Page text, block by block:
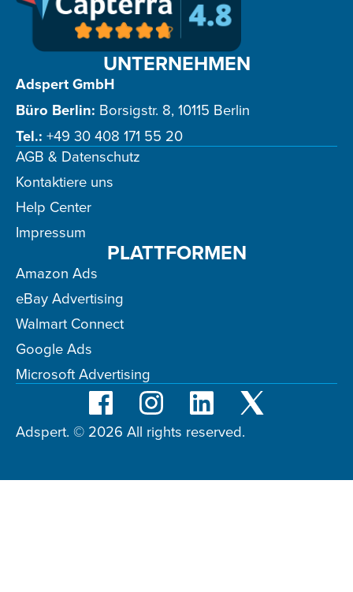
UNTERNEHMEN
Adspert GmbH
Büro Berlin: Borsigstr. 8, 10115 Berlin
Tel.: +49 30 408 171 55 20
AGB & Datenschutz
Kontaktiere uns
Help Center
Impressum
PLATTFORMEN
Amazon Ads
eBay Advertising
Walmart Connect
Google Ads
Microsoft Advertising
Adspert. © 2026 All rights reserved.